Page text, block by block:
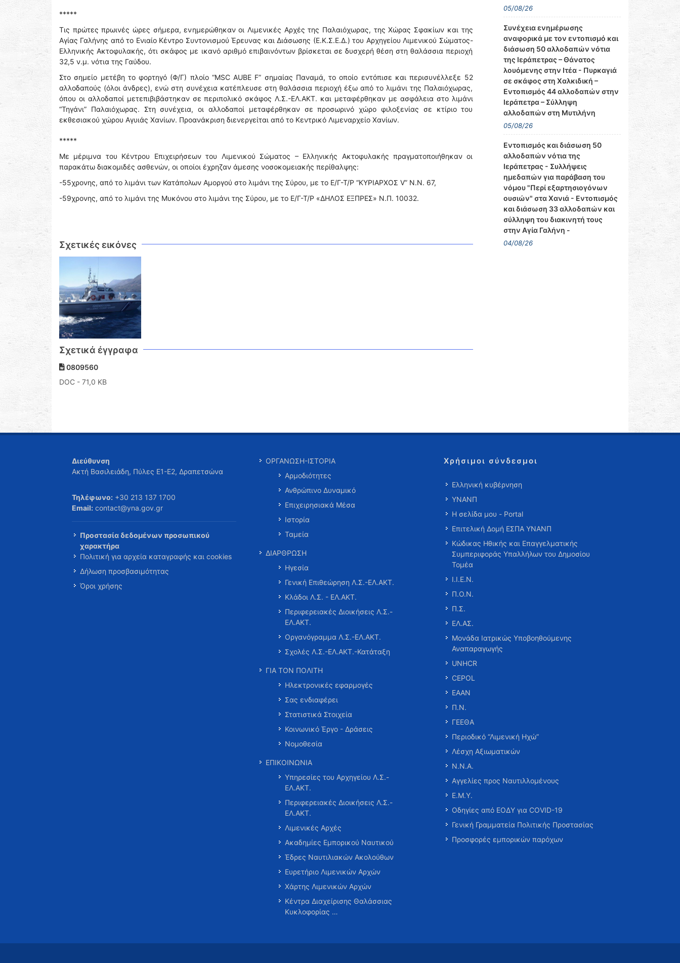
*****
Τις πρώτες πρωινές ώρες σήμερα, ενημερώθηκαν οι Λιμενικές Αρχές της Παλαιόχωρας, της Χώρας Σφακίων και της
Αγίας Γαλήνης από το Ενιαίο Κέντρο Συντονισμού Έρευνας και Διάσωσης (Ε.Κ.Σ.Ε.Δ.) του Αρχηγείου Λιμενικού Σώματος-
Ελληνικής Ακτοφυλακής, ότι σκάφος με ικανό αριθμό επιβαινόντων βρίσκεται σε δυσχερή θέση στη θαλάσσια περιοχή
32,5 ν.μ. νότια της Γαύδου.
Στο σημείο μετέβη το φορτηγό (Φ/Γ) πλοίο “MSC AUBE F” σημαίας Παναμά, το οποίο εντόπισε και περισυνέλλεξε 52
αλλοδαπούς (όλοι άνδρες), ενώ στη συνέχεια κατέπλευσε στη θαλάσσια περιοχή έξω από το λιμάνι της Παλαιόχωρας,
όπου οι αλλοδαποί μετεπιβιβάστηκαν σε περιπολικό σκάφος Λ.Σ.-ΕΛ.ΑΚΤ. και μεταφέρθηκαν με ασφάλεια στο λιμάνι
“Τηγάνι” Παλαιόχωρας. Στη συνέχεια, οι αλλοδαποί μεταφέρθηκαν σε προσωρινό χώρο φιλοξενίας σε κτίριο του
εκθεσιακού χώρου Αγυιάς Χανίων. Προανάκριση διενεργείται από το Κεντρικό Λιμεναρχείο Χανίων.
*****
Με μέριμνα του Κέντρου Επιχειρήσεων του Λιμενικού Σώματος – Ελληνικής Ακτοφυλακής πραγματοποιήθηκαν οι
παρακάτω διακομιδές ασθενών, οι οποίοι έχρηζαν άμεσης νοσοκομειακής περίθαλψης:
-55χρονης, από το λιμάνι των Κατάπολων Αμοργού στο λιμάνι της Σύρου, με το Ε/Γ-Τ/Ρ “ΚΥΡΙΑΡΧΟΣ V” N.N. 67,
-59χρονης, από το λιμάνι της Μυκόνου στο λιμάνι της Σύρου, με το Ε/Γ-Τ/Ρ «ΔΗΛΟΣ ΕΞΠΡΕΣ» Ν.Π. 10032.
Σχετικές εικόνες
Σχετικά έγγραφα
0809560
DOC - 71,0 KB
05/08/26
Συνέχεια ενημέρωσης
αναφορικά με τον εντοπισμό και
διάσωση 50 αλλοδαπών νότια
της Ιεράπετρας – Θάνατος
λουόμενης στην Ιτέα - Πυρκαγιά
σε σκάφος στη Χαλκιδική –
Εντοπισμός 44 αλλοδαπών στην
Ιεράπετρα – Σύλληψη
αλλοδαπών στη Μυτιλήνη
05/08/26
Εντοπισμός και διάσωση 50
αλλοδαπών νότια της
Ιεράπετρας - Συλλήψεις
ημεδαπών για παράβαση του
νόμου "Περί εξαρτησιογόνων
ουσιών" στα Χανιά - Εντοπισμός
και διάσωση 33 αλλοδαπών και
σύλληψη του διακινητή τους
στην Αγία Γαλήνη -
04/08/26
Διεύθυνση
Ακτή Βασιλειάδη, Πύλες Ε1-Ε2, Δραπετσώνα
Τηλέφωνο: +30 213 137 1700
Email: contact@yna.gov.gr
Προστασία δεδομένων προσωπικού
χαρακτήρα
Πολιτική για αρχεία καταγραφής και cookies
Δήλωση προσβασιμότητας
Όροι χρήσης
ΟΡΓΑΝΩΣΗ-ΙΣΤΟΡΙΑ
Αρμοδιότητες
Ανθρώπινο Δυναμικό
Επιχειρησιακά Μέσα
Ιστορία
Ταμεία
ΔΙΑΡΘΡΩΣΗ
Ηγεσία
Γενική Επιθεώρηση Λ.Σ.-ΕΛ.ΑΚΤ.
Κλάδοι Λ.Σ. - ΕΛ.ΑΚΤ.
Περιφερειακές Διοικήσεις Λ.Σ.-
ΕΛ.ΑΚΤ.
Οργανόγραμμα Λ.Σ.-ΕΛ.ΑΚΤ.
Σχολές Λ.Σ.-ΕΛ.ΑΚΤ.-Κατάταξη
ΓΙΑ ΤΟΝ ΠΟΛΙΤΗ
Ηλεκτρονικές εφαρμογές
Σας ενδιαφέρει
Στατιστικά Στοιχεία
Κοινωνικό Έργο - Δράσεις
Νομοθεσία
ΕΠΙΚΟΙΝΩΝΙΑ
Υπηρεσίες του Αρχηγείου Λ.Σ.-
ΕΛ.ΑΚΤ.
Περιφερειακές Διοικήσεις Λ.Σ.-
ΕΛ.ΑΚΤ.
Λιμενικές Αρχές
Ακαδημίες Εμπορικού Ναυτικού
Έδρες Ναυτιλιακών Ακολούθων
Ευρετήριο Λιμενικών Αρχών
Χάρτης Λιμενικών Αρχών
Κέντρα Διαχείρισης Θαλάσσιας
Κυκλοφορίας …
Χρήσιμοι σύνδεσμοι
Ελληνική κυβέρνηση
ΥΝΑΝΠ
Η σελίδα μου - Portal
Επιτελική Δομή ΕΣΠΑ ΥΝΑΝΠ
Κώδικας Ηθικής και Επαγγελματικής
Συμπεριφοράς Υπαλλήλων του Δημοσίου
Τομέα
Ι.Ι.Ε.Ν.
Π.Ο.Ν.
Π.Σ.
ΕΛ.ΑΣ.
Μονάδα Ιατρικώς Υποβοηθούμενης
Αναπαραγωγής
UNHCR
CEPOL
ΕΑΑΝ
Π.Ν.
ΓΕΕΘΑ
Περιοδικό “Λιμενική Ηχώ”
Λέσχη Αξιωματικών
Ν.Ν.Α.
Αγγελίες προς Ναυτιλλομένους
Ε.Μ.Υ.
Οδηγίες από ΕΟΔΥ για COVID-19
Γενική Γραμματεία Πολιτικής Προστασίας
Προσφορές εμπορικών παρόχων